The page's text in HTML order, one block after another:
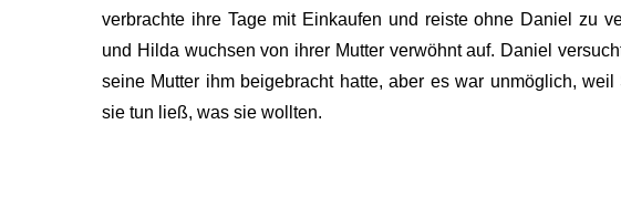
verbrachte ihre Tage mit Einkaufen und reiste ohne Daniel zu
und Hilda wuchsen von ihrer Mutter verwöhnt auf. Daniel
seine Mutter ihm beigebracht hatte, aber es war unmöglich,
sie tun ließ, was sie wollten.